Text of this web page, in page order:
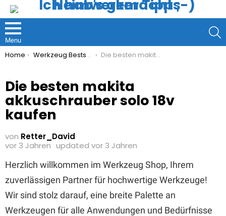
Menu
You are here:
Home Werkzeug Bestseller Die besten makita akkuschrauber solo 18v kaufen
Die besten makita
akkuschrauber solo 18v
kaufen
von Retter_David
vor 3 Jahren updated vor 3 Jahren
Herzlich willkommen im Werkzeug Shop, Ihrem
zuverlässigen Partner für hochwertige Werkzeuge!
Wir sind stolz darauf, eine breite Palette an
Werkzeugen für alle Anwendungen und Bedürfnisse